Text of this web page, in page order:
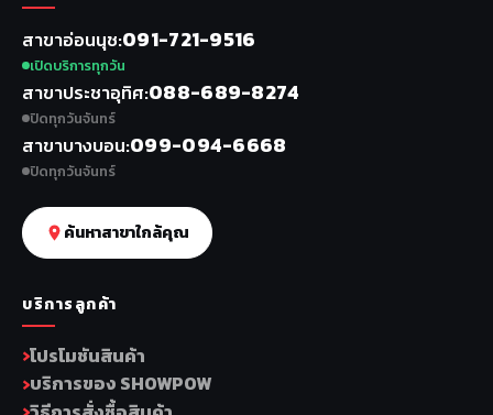
สาขาอ่อนนุช 091-721-9516
เปิดบริการทุกวัน
สาขาประชาอุทิศ 088-689-8274
ปิดทุกวันจันทร์
สาขาบางบอน 099-094-6668
ปิดทุกวันจันทร์
ค้นหาสาขาใกล้คุณ
บริการลูกค้า
โปรโมชันสินค้า
บริการของ SHOWPOW